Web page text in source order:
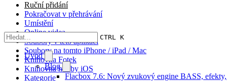
CTRL K
Úvod
Blog
Flacbox 7.6: Nový zvukový engine BASS,
Ruční přidání
Pokračovat v přehrávání
Umístění
Online videa
Soubory v této aplikaci
Soubory na tomto iPhone / iPad / Mac
Knihovna Fotek
Knihovna hudby iOS
Kategorie